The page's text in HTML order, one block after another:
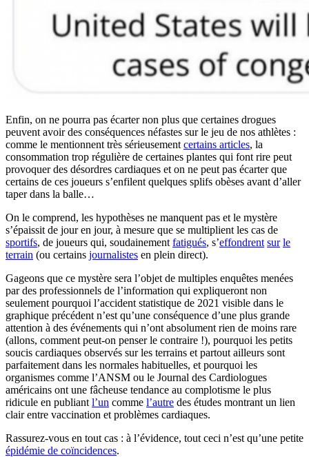
Enfin, on ne pourra pas écarter non plus que certaines drogues
peuvent avoir des conséquences néfastes sur le jeu de nos athlètes :
comme le mentionnent très sérieusement certains articles, la
consommation trop régulière de certaines plantes qui font rire peut
provoquer des désordres cardiaques et on ne peut pas écarter que
certains de ces joueurs s’enfilent quelques splifs obèses avant d’aller
taper dans la balle…
On le comprend, les hypothèses ne manquent pas et le mystère
s’épaissit de jour en jour, à mesure que se multiplient les cas de
sportifs, de joueurs qui, soudainement fatigués, s’effondrent sur le
terrain (ou certains journalistes en plein direct).
Gageons que ce mystère sera l’objet de multiples enquêtes menées
par des professionnels de l’information qui expliqueront non
seulement pourquoi l’accident statistique de 2021 visible dans le
graphique précédent n’est qu’une conséquence d’une plus grande
attention à des événements qui n’ont absolument rien de moins rare
(allons, comment peut-on penser le contraire !), pourquoi les petits
soucis cardiaques observés sur les terrains et partout ailleurs sont
parfaitement dans les normales habituelles, et pourquoi les
organismes comme l’ANSM ou le Journal des Cardiologues
américains ont une fâcheuse tendance au complotisme le plus
ridicule en publiant l’un comme l’autre des études montrant un lien
clair entre vaccination et problèmes cardiaques.
Rassurez-vous en tout cas : à l’évidence, tout ceci n’est qu’une petite
épidémie de coïncidences.